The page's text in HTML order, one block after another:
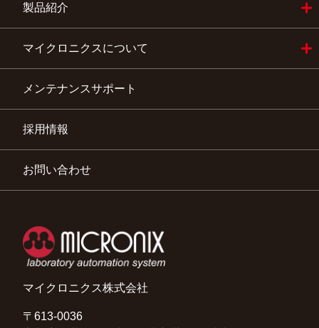
マイクロニクス株式会社
〒613-0036
製品紹介
自動培養関連機器
創薬関連機器
環境水質測定機器
産学関連機器
品質管理室・検査室の自動化機器
マイクロニクスについて
会社概要
社長挨拶
事業内容
アクセス地図
メンテナンスサポート
採用情報
お問い合わせ